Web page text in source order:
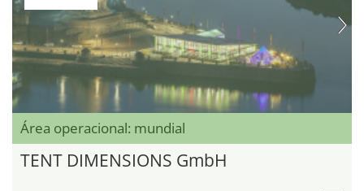
Área operacional: mundial
TENT DIMENSIONS GmbH